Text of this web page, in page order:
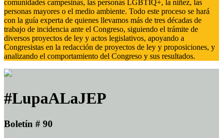
comunidades campesinas, las personas LGBTIQ+, la niñez, las
personas mayores o el medio ambiente. Todo este proceso se hará
con la guía experta de quienes llevamos más de tres décadas de
trabajo de incidencia ante el Congreso, siguiendo el trámite de
diversos proyectos de ley y actos legislativos, apoyando a
Congresistas en la redacción de proyectos de ley y proposiciones, y
analizando el comportamiento del Congreso y sus resultados.
#LupaALaJEP
Boletín # 90